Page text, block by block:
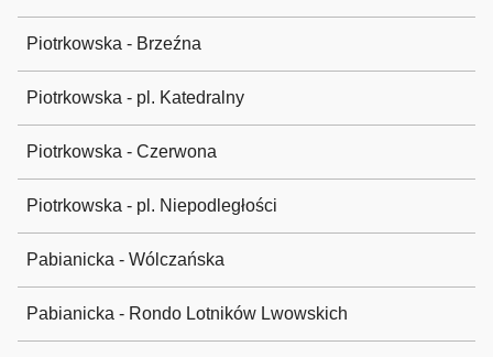
Piotrkowska - Brzeźna
Piotrkowska - pl. Katedralny
Piotrkowska - Czerwona
Piotrkowska - pl. Niepodległości
Pabianicka - Wólczańska
Pabianicka - Rondo Lotników Lwowskich